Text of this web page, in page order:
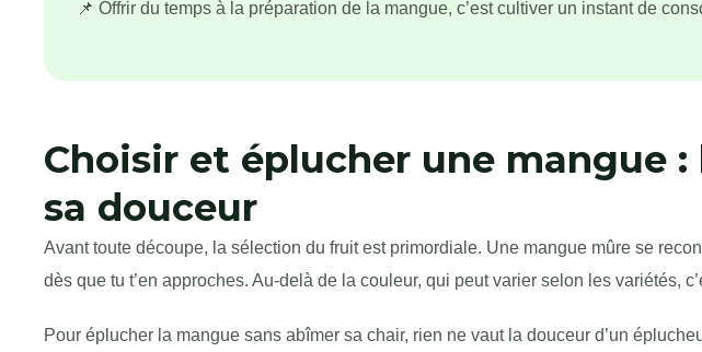
📌 Offrir du temps à la préparation de la mangue, c’est cultiver un instant de
Choisir et éplucher une mangue
sa douceur
Avant toute découpe, la sélection du fruit est primordiale. Une mangue mûre se
dès que tu t’en approches. Au-delà de la couleur, qui peut varier selon les variétés,
Pour éplucher la mangue sans abîmer sa chair, rien ne vaut la douceur d’un